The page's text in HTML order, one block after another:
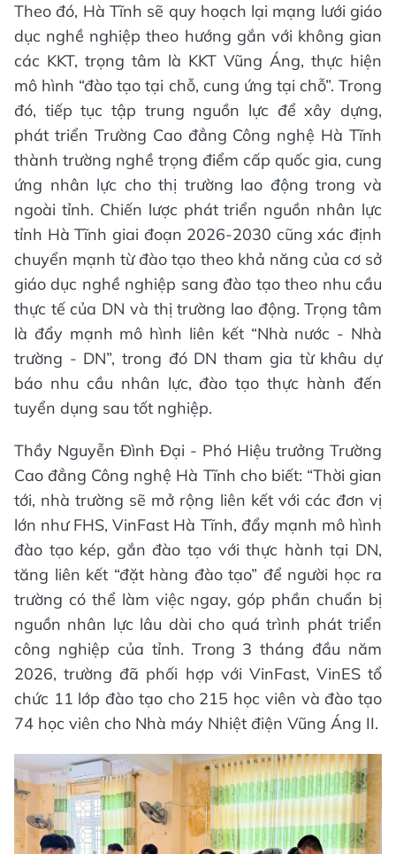
Theo đó, Hà Tĩnh sẽ quy hoạch lại mạng lưới giáo
dục nghề nghiệp theo hướng gắn với không gian
các KKT, trọng tâm là KKT Vũng Áng, thực hiện
mô hình “đào tạo tại chỗ, cung ứng tại chỗ”. Trong
đó, tiếp tục tập trung nguồn lực để xây dựng,
phát triển Trường Cao đẳng Công nghệ Hà Tĩnh
thành trường nghề trọng điểm cấp quốc gia, cung
ứng nhân lực cho thị trường lao động trong và
ngoài tỉnh. Chiến lược phát triển nguồn nhân lực
tỉnh Hà Tĩnh giai đoạn 2026-2030 cũng xác định
chuyển mạnh từ đào tạo theo khả năng của cơ sở
giáo dục nghề nghiệp sang đào tạo theo nhu cầu
thực tế của DN và thị trường lao động. Trọng tâm
là đẩy mạnh mô hình liên kết “Nhà nước - Nhà
trường - DN”, trong đó DN tham gia từ khâu dự
báo nhu cầu nhân lực, đào tạo thực hành đến
tuyển dụng sau tốt nghiệp.
Thầy Nguyễn Đình Đại - Phó Hiệu trưởng Trường
Cao đẳng Công nghệ Hà Tĩnh cho biết: “Thời gian
tới, nhà trường sẽ mở rộng liên kết với các đơn vị
lớn như FHS, VinFast Hà Tĩnh, đẩy mạnh mô hình
đào tạo kép, gắn đào tạo với thực hành tại DN,
tăng liên kết “đặt hàng đào tạo” để người học ra
trường có thể làm việc ngay, góp phần chuẩn bị
nguồn nhân lực lâu dài cho quá trình phát triển
công nghiệp của tỉnh. Trong 3 tháng đầu năm
2026, trường đã phối hợp với VinFast, VinES tổ
chức 11 lớp đào tạo cho 215 học viên và đào tạo
74 học viên cho Nhà máy Nhiệt điện Vũng Áng II.